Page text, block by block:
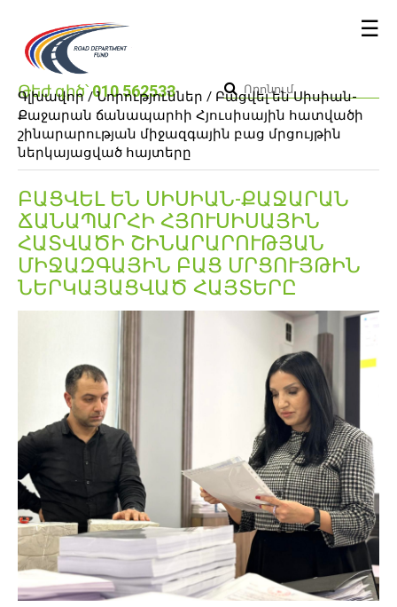
☰
Թեժ գիծ՝010 562533
Գլխավոր / Նորություններ / Բացվել են Սիսիան-
Քաջարան ճանապարհի Հյուսիսային հատվածի
շինարարության միջազգային բաց մրցույթին
ներկայացված հայտերը
ԲԱՑՎԵԼ ԵՆ ՍԻՍԻԱՆ-ՔԱՋԱՐԱՆ
ՃԱՆԱՊԱՐՀԻ ՀՅՈՒՍԻՍԱՅԻՆ
ՀԱՏՎԱԾԻ ՇԻՆԱՐԱՐՈՒԹՅԱՆ
ՄԻՋԱԶԳԱՅԻՆ ԲԱՑ ՄՐՑՈՒՅԹԻՆ
ՆԵՐԿԱՅԱՑՎԱԾ ՀԱՅՏԵՐԸ